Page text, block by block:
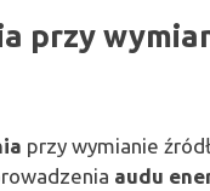
przy
przy wymianie
audu